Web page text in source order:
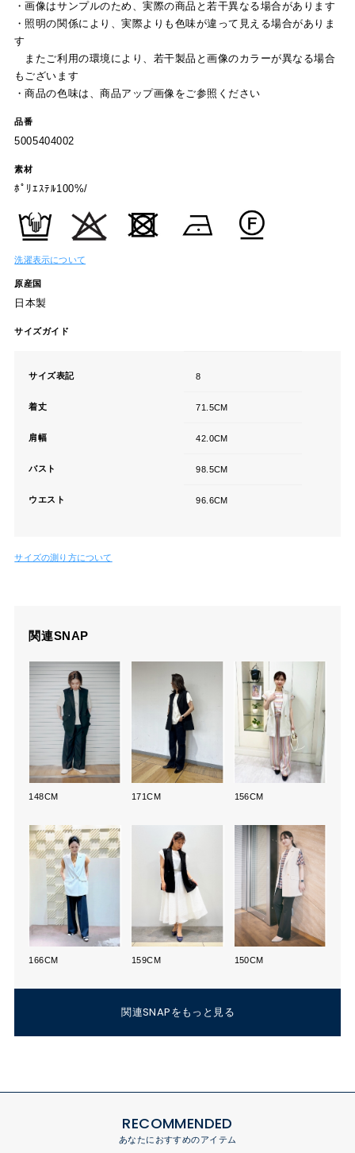
・画像はサンプルのため、実際の商品と若干異なる場合があります
・照明の関係により、実際よりも色味が違って見える場合がありま
す
またご利用の環境により、若干製品と画像のカラーが異なる場合
もございます
・商品の色味は、商品アップ画像をご参照ください
品番
5005404002
素材
ﾎﾟﾘｴｽﾃﾙ100%/
洗濯表示について
原産国
日本製
サイズガイド
サイズ表記 8
着丈 71.5CM
肩幅 42.0CM
バスト 98.5CM
ウエスト 96.6CM
サイズの測り方について
関連SNAP
148CM 171CM 156CM
166CM 159CM 150CM
関連SNAPをもっと見る
RECOMMENDED
あなたにおすすめのアイテム